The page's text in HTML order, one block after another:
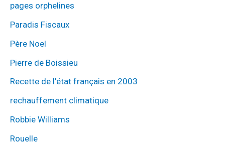
pages orphelines
Paradis Fiscaux
Père Noel
Pierre de Boissieu
Recette de l'état français en 2003
rechauffement climatique
Robbie Williams
Rouelle